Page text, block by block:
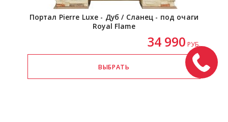
Портал Pierre Luxe - Дуб / Сланец - под очаги
Royal Flame
34 990 РУБ.